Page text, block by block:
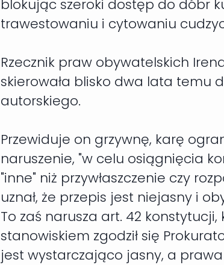
blokując szeroki dostęp do dóbr
trawestowaniu i cytowaniu
Rzecznik praw obywatelskich
skierowała blisko dwa lata temu
autorskiego.
Przewiduje on grzywnę, karę
naruszenie, "w celu osiągnięcia
"inne" niż przywłaszczenie czy
uznał, że przepis jest niejasny i
To zaś narusza art. 42
stanowiskiem zgodził się
jest wystarczająco jasny, a